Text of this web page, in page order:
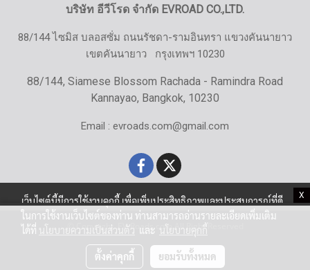
X
บริษัท อีวีโรด จำกัด EVROAD CO.,LTD.
88/144 ไซมิส บลอสซั่ม ถนนรัชดา-รามอินทรา แขวงคันนายาว
เขตคันนายาว กรุงเทพฯ 10230
88/144, Siamese Blossom Rachada - Ramindra Road
Kannayao, Bangkok, 10230
Email : evroads.com@gmail.com
© Copyright EV-Roads.com All Right Reserved
เว็บไซต์นี้มีการใช้งานคุกกี้ เพื่อเพิ่มประสิทธิภาพและประสบการณ์ที่ดี
ในการใช้งานเว็บไซต์ของท่าน ท่านสามารถอ่านรายละเอียดเพิ่มเติม
ได้ที่ นโยบายความเป็นส่วนตัว และ นโยบายคุกกี้
ตั้งค่าคุกกี้ ยอมรับทั้งหมด